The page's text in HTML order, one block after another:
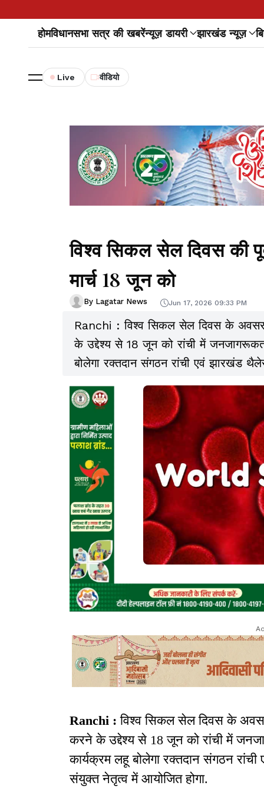
होमविधानसभा सत्र की खबरेंन्यूज़ डायरी झारखंड न्यूज़
Live वीडियो
विश्व सिकल सेल दिवस की
मार्च 18 जून को
By Lagatar News Jun 17, 2026 09:33 PM
Ranchi : विश्व सिकल सेल दिवस के
के उद्देश्य से 18 जून को रांची में
बोलेगा रक्तदान संगठन रांची एवं झारखंड
Ranchi :विश्व सिकल सेल दिवस के
करने के उद्देश्य से 18 जून को रांची में
कार्यक्रम लहू बोलेगा रक्तदान संगठन
संयुक्त नेतृत्व में आयोजित होगा.